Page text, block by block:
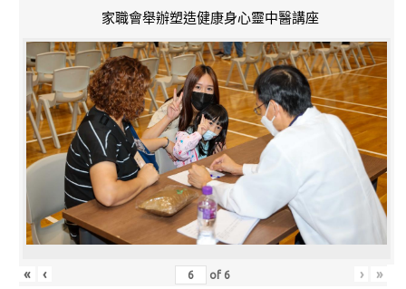
家職會舉辦塑造健康身心靈中醫講座
« ‹ of 6 › »